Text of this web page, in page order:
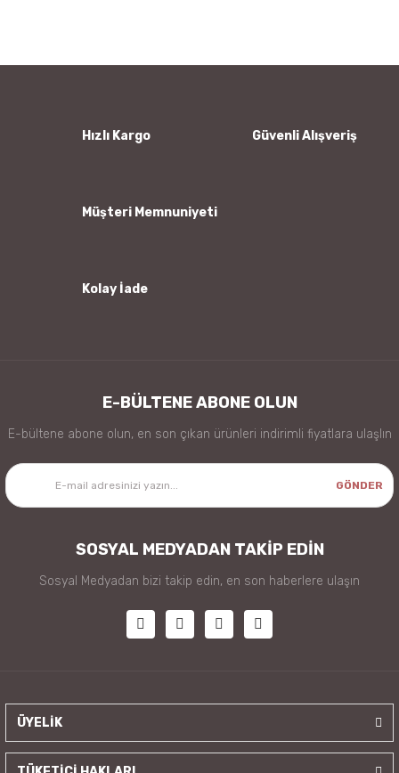
Ürün bilgilerinde hatalar bulunuyor.
Hızlı Kargo Güvenli Alışveriş
Müşteri Memnuniyeti
Kolay İade
E-BÜLTENE ABONE OLUN
E-bültene abone olun, en son çıkan ürünleri indirimli fiyatlara ulaşlın
GÖNDER
SOSYAL MEDYADAN TAKİP EDİN
Sosyal Medyadan bizi takip edin, en son haberlere ulaşın
ÜYELİK